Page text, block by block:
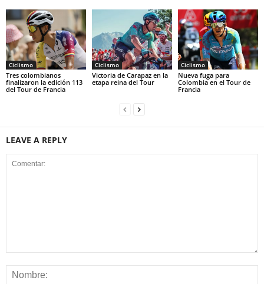
Ciclismo
Tres colombianos
finalizaron la edición 113
del Tour de Francia
Ciclismo
Victoria de Carapaz en la
etapa reina del Tour
Ciclismo
Nueva fuga para
Colombia en el Tour de
Francia
LEAVE A REPLY